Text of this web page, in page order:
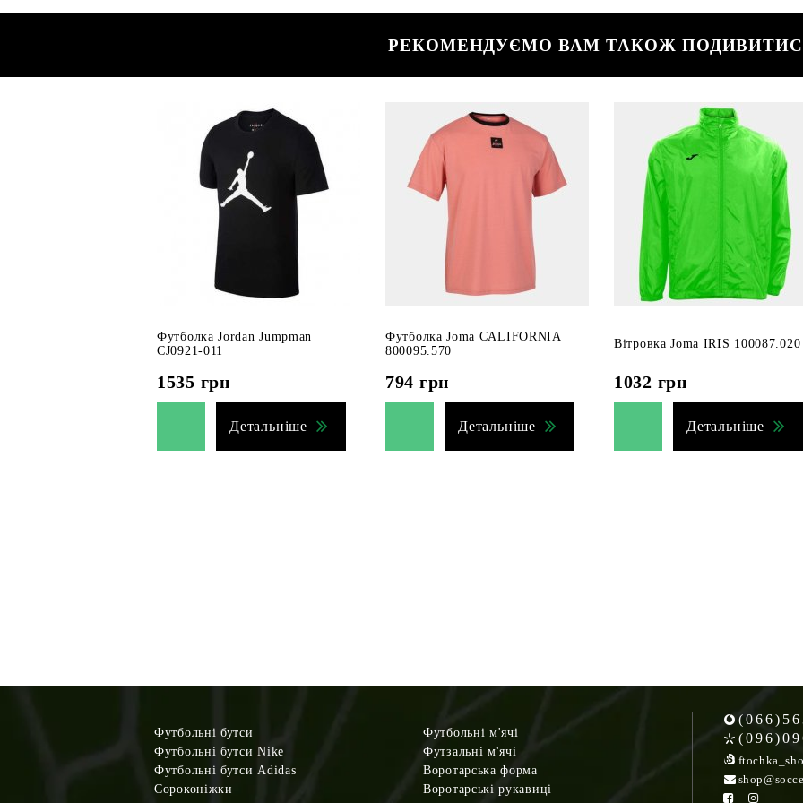
РЕКОМЕНДУЄМО ВАМ ТАКОЖ
Футболка Jordan Jumpman
CJ0921-011
1535 грн
Детальніше
Футболка Joma CALIFORNIA
800095.570
794 грн
Детальніше
Вітровка Joma IRIS 100087.020
1032 грн
Детальніше
Футбольні бутси
Футбольні бутси Nike
Футбольні бутси Adidas
Сороконіжки
Футбольні м'ячі
Футзальні м'ячі
Воротарська форма
Воротарські рукавиці